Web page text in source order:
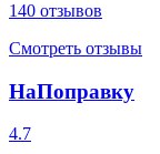
140 отзывов
Смотреть отзывы
НаПоправку
4.7